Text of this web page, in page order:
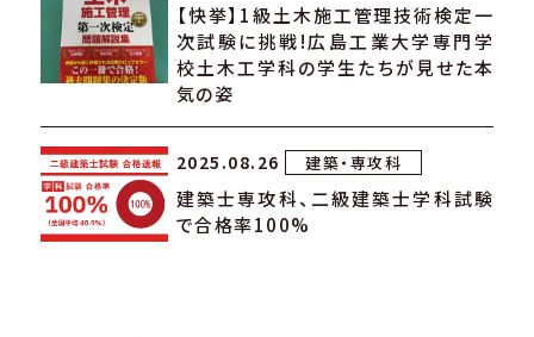
【快挙】1級土木施工管理技術検定一
次試験に挑戦!広島工業大学専門学
校土木工学科の学生たちが見せた本
気の姿
2025.08.26 建築・専攻科
建築士専攻科、二級建築士学科試験
で合格率100%